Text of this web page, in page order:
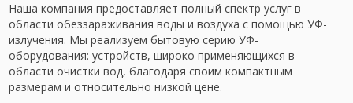
Наша компания предоставляет полный спектр услуг в
области обеззараживания воды и воздуха с помощью УФ-
излучения. Мы реализуем бытовую серию УФ-
оборудования: устройств, широко применяющихся в
области очистки вод, благодаря своим компактным
размерам и относительно низкой цене.